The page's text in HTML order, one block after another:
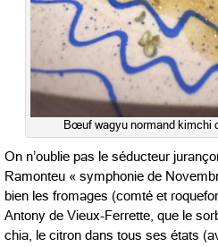
Bœuf wagyu normand kimchi
On n’oublie pas le séducteur
Ramonteu « symphonie de
bien les fromages (comté et
Antony de Vieux-Ferrette, que le
chia, le citron dans tous ses états